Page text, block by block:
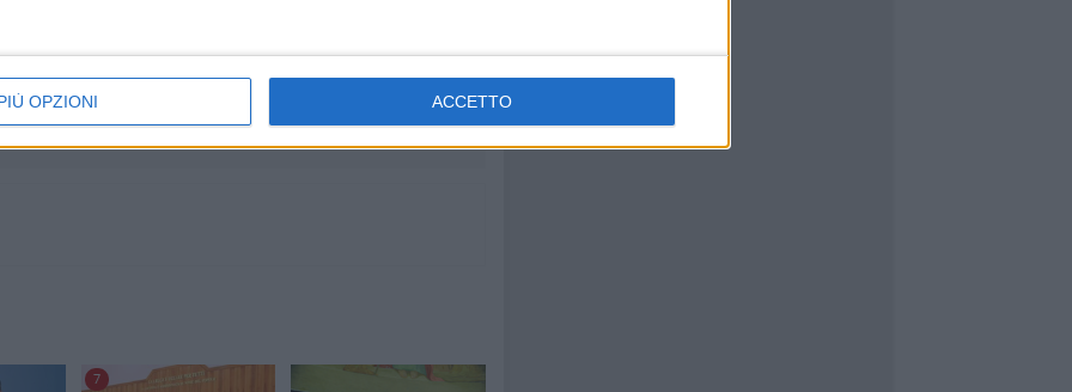
OPZIONI ACCETTO
le
MTM Molfetta, Cosimo Damiano
Angeletti è il nuovo
7